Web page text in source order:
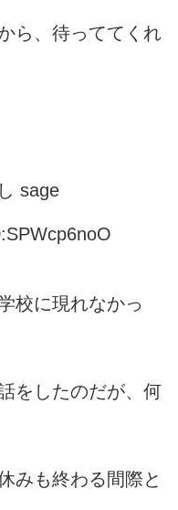
ら、待っててくれ
sage
校に現れなかっ
をしたのだが、何
みも終わる間際と